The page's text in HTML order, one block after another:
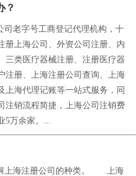
？
司老字号工商登记代理机构，十
册上海公司、外资公司注册、内
三类医疗器械注册、注册医疗器
注册、上海注册公司查询、上海
上海代理记账等一站式服务，同
注销流程简捷，上海公司注销费
万余家。...
解上海注册公司的种类。 上海